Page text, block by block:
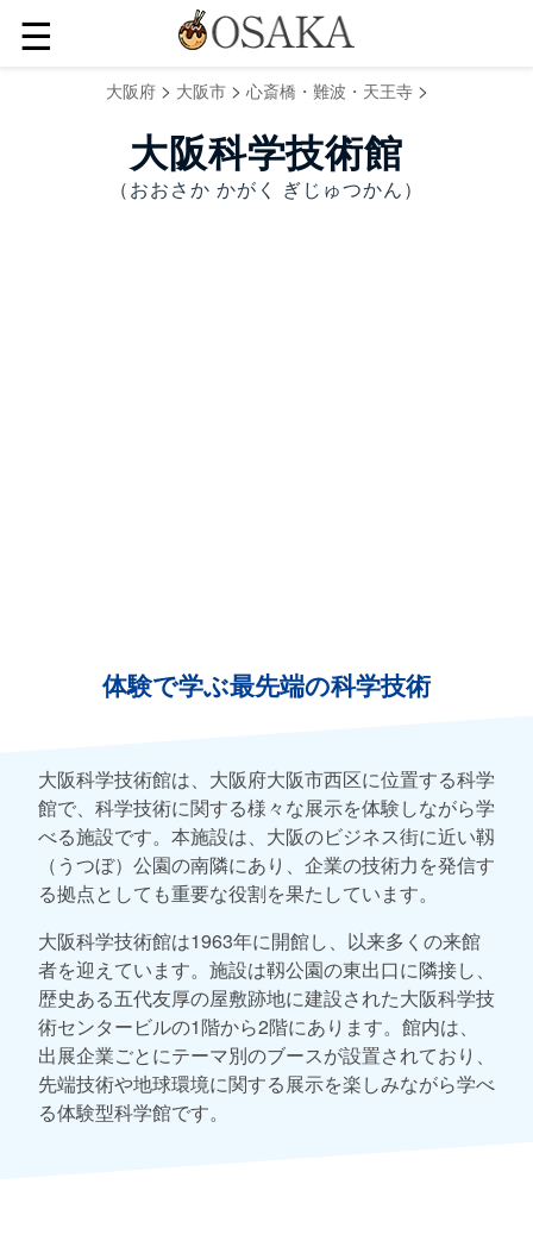
☰
大阪府> 大阪市> 心斎橋・難波・天王寺>
大阪科学技術館
（おおさか かがく ぎじゅつかん）
体験で学ぶ最先端の科学技術
大阪科学技術館は、大阪府大阪市西区に位置する科学
館で、科学技術に関する様々な展示を体験しながら学
べる施設です。本施設は、大阪のビジネス街に近い靱
（うつぼ）公園の南隣にあり、企業の技術力を発信す
る拠点としても重要な役割を果たしています。
大阪科学技術館は1963年に開館し、以来多くの来館
者を迎えています。施設は靱公園の東出口に隣接し、
歴史ある五代友厚の屋敷跡地に建設された大阪科学技
術センタービルの1階から2階にあります。館内は、
出展企業ごとにテーマ別のブースが設置されており、
先端技術や地球環境に関する展示を楽しみながら学べ
る体験型科学館です。